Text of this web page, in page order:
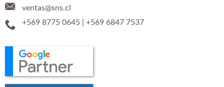
ventas@sns.cl
+569 8775 0645| +569 6847 7537